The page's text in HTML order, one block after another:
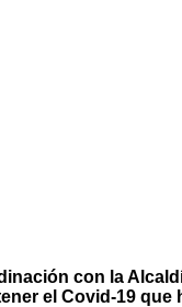
con la
el Covid-19 que